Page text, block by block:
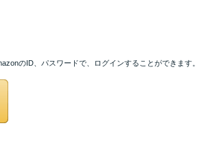
のID、パスワードで、ログインすることができます。